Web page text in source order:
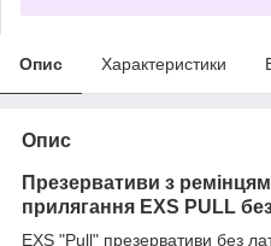
Опис Характеристики
Опис
Презервативи з
прилягання EXS PULL
EXS "Pull" презервативи без